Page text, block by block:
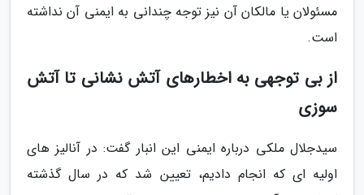
مسئولان یا مالکان آن نیز توجه چندانی به ایمنی آن نداشته
است.
از بی توجهی به اخطارهای آتش نشانی تا آتش
سوزی
سیدجلال ملکی درباره ایمنی این انبار گفت: در آنالیز های
اولیه ای که انجام دادیم، تعیین شد که در سال گذشته